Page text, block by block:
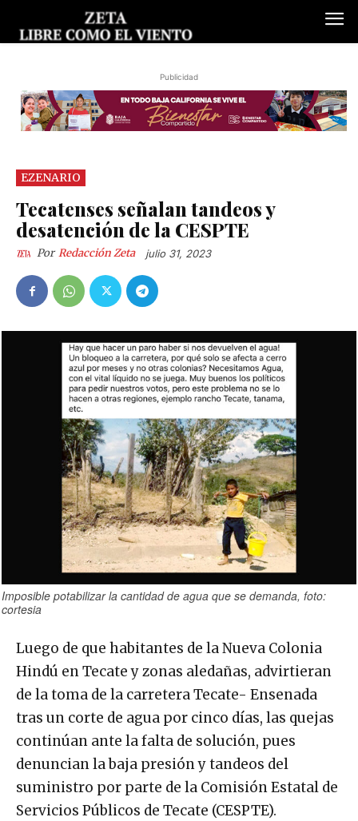
Publicidad
EZENARIO
Tecatenses señalan tandeos y
desatención de la CESPTE
Por Redacción Zeta julio 31, 2023
Imposible potabilizar la cantidad de agua que se demanda, foto:
cortesia
Luego de que habitantes de la Nueva Colonia
Hindú en Tecate y zonas aledañas, advirtieran
de la toma de la carretera Tecate- Ensenada
tras un corte de agua por cinco días, las quejas
continúan ante la falta de solución, pues
denuncian la baja presión y tandeos del
suministro por parte de la Comisión Estatal de
Servicios Públicos de Tecate (CESPTE).